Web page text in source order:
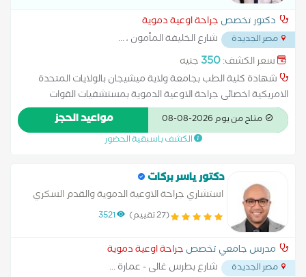
دكتور تخصص جراحة اوعية دموية
مصر الجديدة شارع الخليفة المأمون ،...
سعر الكشف:350 جنيه
شهادة كلية الطب بجامعة ولاية ميشيجان بالولايات المتحدة
الامريكية اخصائى جراحة الاوعية الدموية بمستشفيات القوات
المسلحة والجوي التخصصي عضو الجمعية المصرية لجراحة الاوعية
الدموية والقسطرة التداخلية ماجستير جراحة الاوعية الدموية بكلية
الطب بالقوات المسلحة
متاح من يوم 2026-08-08 مواعيد الحجز
الكشف باسبقية الحضور
دكتور ياسر بركات
استشاري جراحة الاوعية الدموية والقدم السكري
والقسطرة التداخلية مدرس جراحة الاوعية عين
السكري
(27 تقييم) 3521
مدرس جامعي تخصص جراحة اوعية دموية
مصر الجديدة شارع بطرس غالى - عمارة...